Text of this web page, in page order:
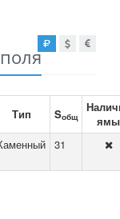
Тип Sобщ
ямы
31